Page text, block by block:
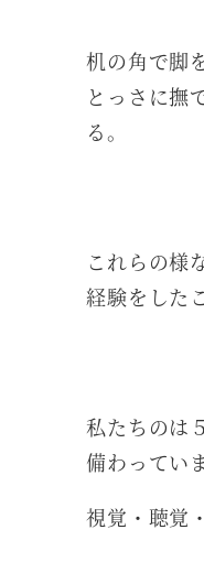
机の角で脚
とっさに撫
る。
これらの様
経験をした
私たちのは
備わってい
視覚・聴覚